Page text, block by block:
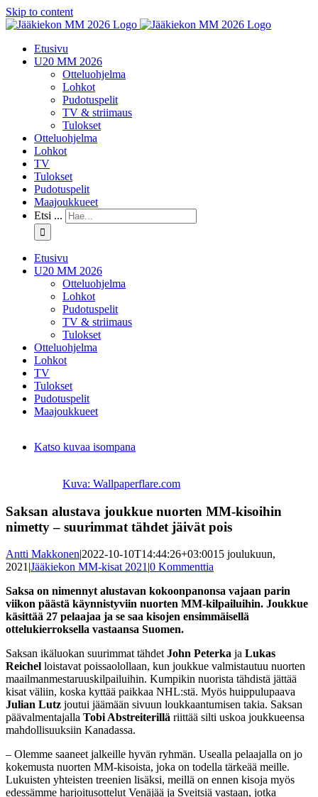
Skip to content
Etusivu
U20 MM 2026
Otteluohjelma
Lohkot
Pudotuspelit
TV & striimaus
Tulokset
Otteluohjelma
Lohkot
TV
Tulokset
Pudotuspelit
Maajoukkueet
Etsi ...
Etusivu
U20 MM 2026
Otteluohjelma
Lohkot
Pudotuspelit
TV & striimaus
Tulokset
Otteluohjelma
Lohkot
TV
Tulokset
Pudotuspelit
Maajoukkueet
Katso kuvaa isompana
Kuva: Wallpaperflare.com
Saksan alustava joukkue nuorten MM-kisoihin
nimetty – suurimmat tähdet jäivät pois
Antti Makkonen|2022-10-10T14:44:26+03:0015 joulukuun,
2021|Jääkiekon MM-kisat 2021|0 Kommenttia
Saksa on nimennyt alustavan kokoonpanonsa vajaan parin
viikon päästä käynnistyviin nuorten MM-kilpailuihin. Joukkue
käsittää 27 pelaajaa ja se saa kisojen ensimmäisellä
ottelukierroksella vastaansa Suomen.
Saksan ikäluokan suurimmat tähdetJohn Peterka ja Lukas
Reichel loistavat poissaolollaan, kun joukkue valmistautuu nuorten
maailmanmestaruuskilpailuihin. Kumpikin nuorista tähdistä jättää
kisat väliin, koska kyttää paikkaa NHL:stä. Myös huippulupaava
Julian Lutz joutui jäämään sivuun loukkaantumisen takia. Saksan
päävalmentajalla Tobi Abstreiterillä riittää silti uskoa joukkueensa
mahdollisuuksiin Kanadassa.
– Olemme saaneet jalkeille hyvän ryhmän. Usealla pelaajalla on jo
kokemusta nuorten MM-kisoista, joka on todella tärkeää meille.
Lukuisten yhteisten treenien lisäksi, meillä on ennen kisoja myös
edessämme harjoitusottelut Venäjää ja Sveitsiä vastaan, jotka